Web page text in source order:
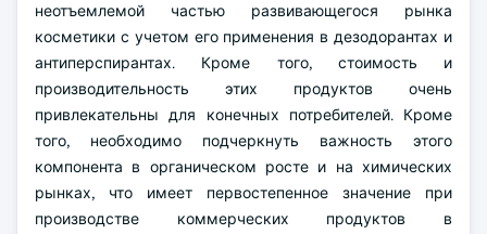
неотъемлемой частью развивающегося рынка
косметики с учетом его применения в дезодорантах и
антиперспирантах. Кроме того, стоимость и
производительность этих продуктов очень
привлекательны для конечных потребителей. Кроме
того, необходимо подчеркнуть важность этого
компонента в органическом росте и на химических
рынках, что имеет первостепенное значение при
производстве коммерческих продуктов в